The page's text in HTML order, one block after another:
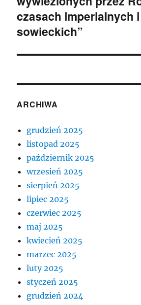
czasach imperialnych i
sowieckich”
ARCHIWA
grudzień 2025
listopad 2025
październik 2025
wrzesień 2025
sierpień 2025
lipiec 2025
czerwiec 2025
maj 2025
kwiecień 2025
marzec 2025
luty 2025
styczeń 2025
grudzień 2024